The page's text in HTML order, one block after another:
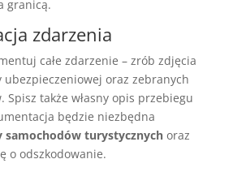
granicą.
zdarzenia
całe zdarzenie – zrób zdjęcia
ubezpieczeniowej oraz zebranych
Spisz także własny opis przebiegu
będzie niezbędna
samochodów turystycznychoraz
o odszkodowanie.